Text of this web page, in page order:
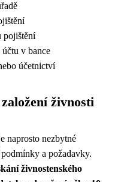
pojištění
v bance
účetnictví
živnosti
naprosto nezbytné
a požadavky.
živnostenského